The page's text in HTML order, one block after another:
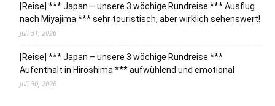
[Reise] *** Japan – unsere 3 wöchige Rundreise *** Ausflug
nach Miyajima *** sehr touristisch, aber wirklich sehenswert!
Juli 31, 2026
[Reise] *** Japan – unsere 3 wöchige Rundreise ***
Aufenthalt in Hiroshima *** aufwühlend und emotional
Juli 30, 2026